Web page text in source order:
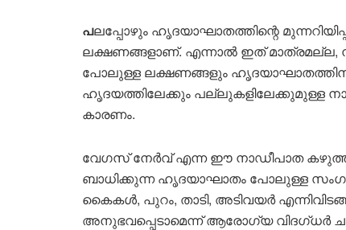
പലപ്പോഴും ഹൃദയാഘാതത്തിന്റെ
ലക്ഷണങ്ങളാണ്. എന്നാല്‍ ഇത് മാത്രമല്ല,
പോലുള്ള ലക്ഷണങ്ങളും ഹൃദയാഘാതത്തിന്
ഹൃദയത്തിലേക്കും പല്ലുകളിലേക്കുമുള്ള
കാരണം.
വേഗസ് നേര്‍വ് എന്ന ഈ നാഡീപാത
ബാധിക്കുന്ന ഹൃദയാഘാതം പോലുള്ള
കൈകള്‍, പുറം, താടി, അടിവയര്‍
അനുഭവപ്പെടാമെന്ന് ആരോഗ്യ വിദഗ്ധര്‍